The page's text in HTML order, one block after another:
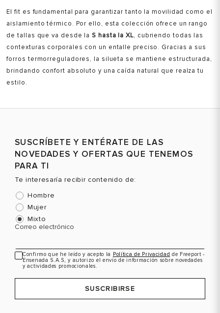
El fit es fundamental para garantizar tanto la movilidad como el
aislamiento térmico. Por ello, esta colección ofrece un rango
de tallas que va desde laS hasta la XL, cubriendo todas las
contexturas corporales con un entalle preciso. Gracias a sus
forros termorreguladores, la silueta se mantiene estructurada,
brindando confort absoluto y una caída natural que realza tu
estilo.
SUSCRÍBETE Y ENTÉRATE DE LAS
NOVEDADES Y OFERTAS QUE TENEMOS
PARA TI
Te interesaría recibir contenido de:
Hombre
Mujer
Mixto
Correo electrónico
Confirmo que he leído y acepto la Política de Privacidad de Freeport -
Ensenada S.A.S, y autorizo el envío de información sobre novedades
y actividades promocionales.
SUSCRIBIRSE